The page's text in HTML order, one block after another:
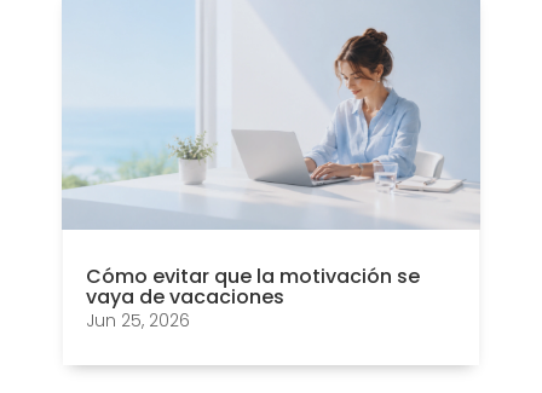
Cómo evitar que la motivación se
vaya de vacaciones
Jun 25, 2026